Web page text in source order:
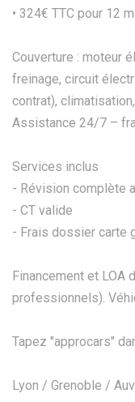
• 324€ TTC pour 12
Couverture : moteur
freinage, circuit
contrat),
Assistance 24/7 –
Services inclus
- Révision complète
- CT valide
- Frais dossier carte
Financement et LOA
professionnels).
Tapez "approcars"
Lyon / Grenoble /